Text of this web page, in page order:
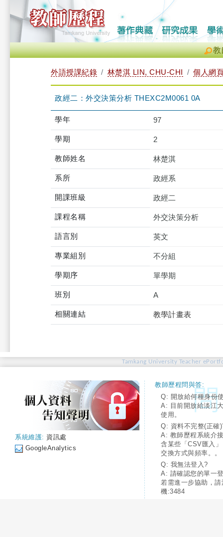
教
外語授課紀錄 林楚淇 LIN, CHU-CHI 個人網
政經二：外交決策分析 THEXC2M0061 0A
學年 97
學期 2
教師姓名 林楚淇
系所 政經系
開課班級 政經二
課程名稱 外交決策分析
語言別 英文
專業組別 不分組
學期序 單學期
班別 A
相關連結 教學計畫表
Tamkang University Teacher
系統維護: 資訊處
GoogleAnalytics
教師歷程問與答:
Q: 開放給何種身份
A: 目前開放給淡江
使用。
Q: 資料不完整(正確
A: 教師歷程系統介
含某些「CSV匯入
交換方式與頻率。。
Q: 我無法登入?
A: 請確認您的單一
若需進一步協助，
機:3484